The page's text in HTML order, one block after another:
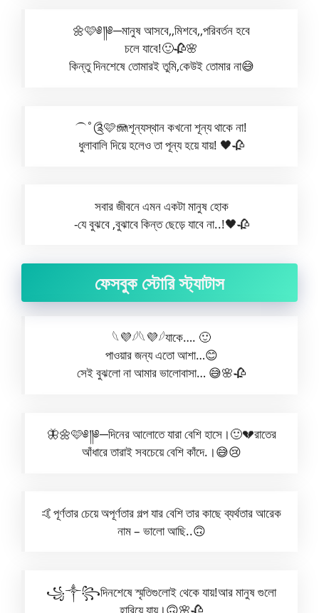
🌼🩷༅༎༅─মানুষ আসবে,,মিশবে,,পরিবর্তন হবে
চলে যাবে!🙂🥀🌸
কিন্তু দিনশেষে তোমারই তুমি,কেউই তোমার না😅
⏜˚༊🩷🪼শূন্যস্থান কখনো শূন্য থাকে না!
ধুলাবালি দিয়ে হলেও তা পূন্য হয়ে যায়! 🖤🥀
সবার জীবনে এমন একটা মানুষ হোক
-যে বুঝবে ,বুঝাবে কিন্ত ছেড়ে যাবে না..!🖤🥀
ফেসবুক স্টোরি স্ট্যাটাস
𓆩💜𓆪𓆩💜𓆪যাকে…. 🙂
পাওয়ার জন্য এতো আশা…😊
সেই বুঝলো না আমার ভালোবাসা… 😅🌸🥀
🦋🌼🩷༅༎༅─দিনের আলোতে যারা বেশি হাসে।🙂💔রাতের
আঁধারে তারাই সবচেয়ে বেশি কাঁদে.।😅😢
🤙পূর্ণতার চেয়ে অপূর্ণতার গল্প যার বেশি তার কাছে ব্যর্থতার আরেক
নাম – ভালো আছি..🙃
꧁༒꧂দিনশেষে স্মৃতিগুলোই থেকে যায়!আর মানুষ গুলো
হারিয়ে যায়।🙃🌸🥀